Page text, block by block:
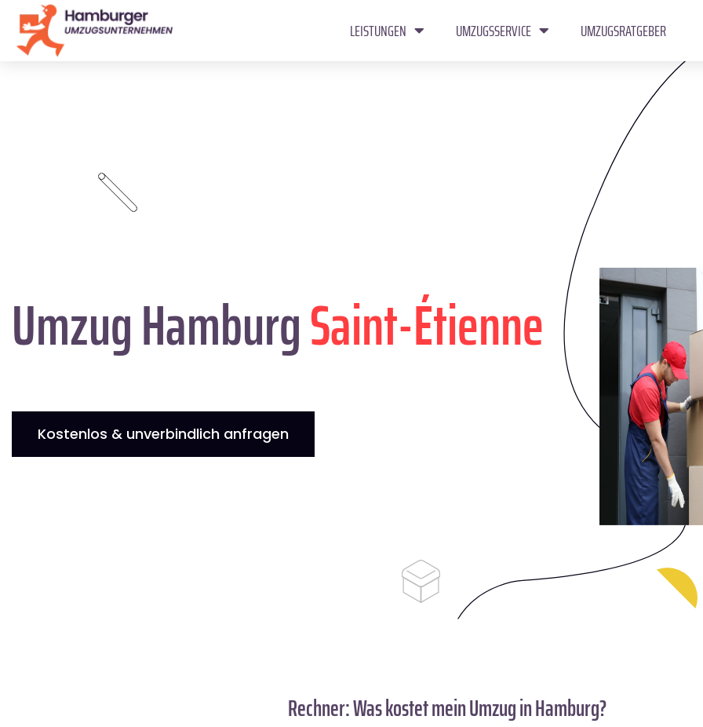
LEISTUNGEN UMZUGSSERVICE UMZUGSRATGEBER
Umzug HamburgSaint-Étienne
Kostenlos & unverbindlich anfragen
Rechner: Was kostet mein Umzug in Hamburg?